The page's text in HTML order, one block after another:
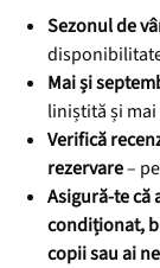
Sezonul de
Mai și
liniștită și
Verifică
rezervare–
Asigură-te că
condiționat,
copii sau ai